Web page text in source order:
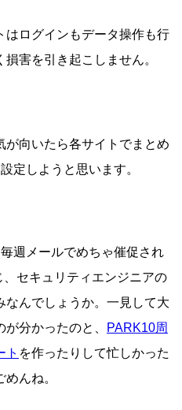
はログインもデータ操作も行
害を引き起こしません。
向いたら各サイトでまとめ
定しようと思います。
週メールでめちゃ催促され
セキュリティエンジニアの
なんでしょうか。一見して大
分かったのと、
PARK10周
ト を作ったりして忙しかった
んね。